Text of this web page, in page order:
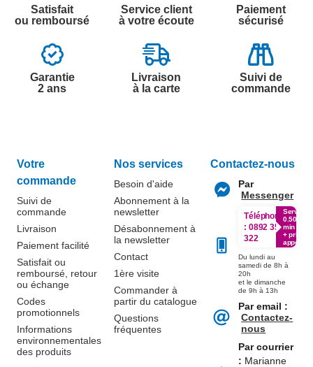
Satisfait
ou remboursé
Service client
à votre écoute
Paiement
sécurisé
Garantie
2 ans
Livraison
à la carte
Suivi de
commande
Votre
commande
Suivi de
commande
Livraison
Paiement facilité
Satisfait ou
remboursé, retour
ou échange
Codes
promotionnels
Informations
environnementales
des produits
Nos services
Besoin d'aide
Abonnement à la
newsletter
Désabonnement à
la newsletter
Contact
1ère visite
Commander à
partir du catalogue
Questions
fréquentes
Contactez-nous
Par
Messenger
Téléphone
: 0892 350
322
Service
0.50€ /
min
+ prix
appel
Du lundi au
samedi de 8h à
20h
et le dimanche
de 9h à 13h
Par email :
Contactez-
nous
Par courrier
: Marianne